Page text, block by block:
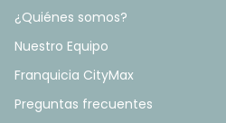
¿Quiénes somos?
Nuestro Equipo
Franquicia CityMax
Preguntas frecuentes